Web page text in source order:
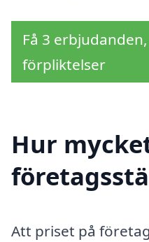
Få 3
förpliktelser
Hur
Att priset på